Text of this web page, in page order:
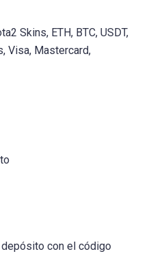
Skins, ETH, BTC, USDT,
Visa, Mastercard,
depósito con el código